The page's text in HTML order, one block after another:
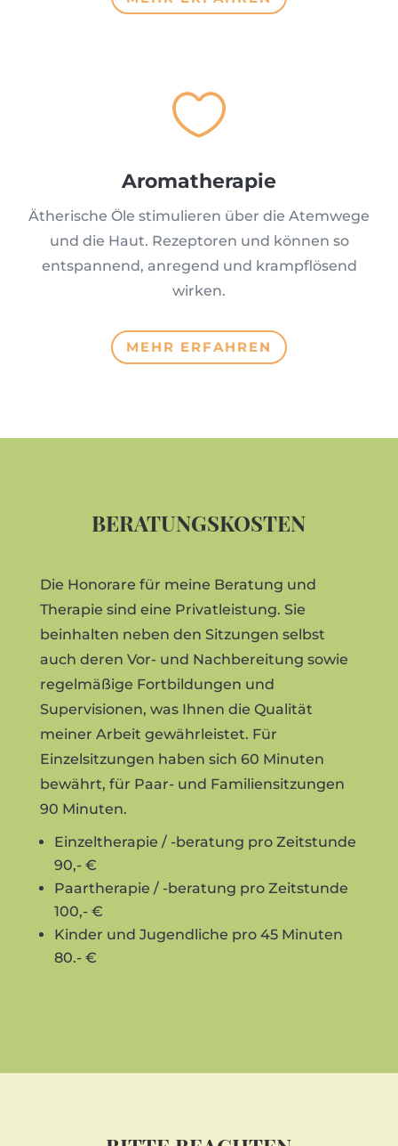

Aromatherapie
Ätherische Öle stimulieren über die Atemwege
und die Haut. Rezeptoren und können so
entspannend, anregend und krampflösend
wirken.
MEHR ERFAHREN
BERATUNGSKOSTEN
Die Honorare für meine Beratung und
Therapie sind eine Privatleistung. Sie
beinhalten neben den Sitzungen selbst
auch deren Vor- und Nachbereitung sowie
regelmäßige Fortbildungen und
Supervisionen, was Ihnen die Qualität
meiner Arbeit gewährleistet. Für
Einzelsitzungen haben sich 60 Minuten
bewährt, für Paar- und Familiensitzungen
90 Minuten.
Einzeltherapie / -beratung pro Zeitstunde
90,- €
Paartherapie / -beratung pro Zeitstunde
100,- €
Kinder und Jugendliche pro 45 Minuten
80.- €